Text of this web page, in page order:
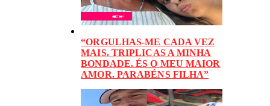
“ORGULHAS-ME CADA VEZ
MAIS. TRIPLICAS A MINHA
BONDADE. ÉS O MEU MAIOR
AMOR. PARABÉNS FILHA”